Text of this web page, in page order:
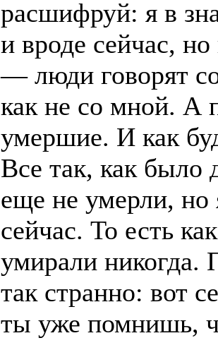
расшифруй: я в
и вроде сейчас,
— люди говорят
как не со мной. А
умершие. И как
Все так, как было
еще не умерли, но
сейчас. То есть
умирали
так странно: вот
ты уже помнишь,